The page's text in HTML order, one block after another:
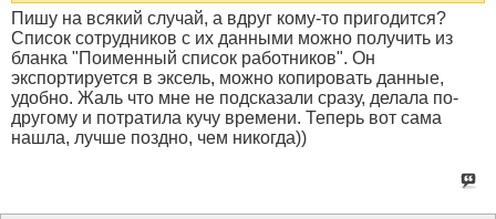
Пишу на всякий случай, а вдруг кому-то пригодится?
Список сотрудников с их данными можно получить из
бланка "Поименный список работников". Он
экспортируется в эксель, можно копировать данные,
удобно. Жаль что мне не подсказали сразу, делала по-
другому и потратила кучу времени. Теперь вот сама
нашла, лучше поздно, чем никогда))